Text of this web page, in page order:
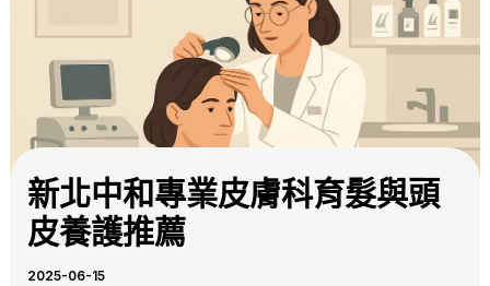
新北中和專業皮膚科育髮與頭
皮養護推薦
2025-06-15